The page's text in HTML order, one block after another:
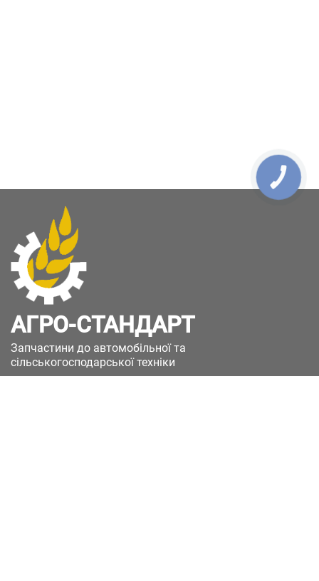
АГРО-СТАНДАРТ
Запчастини до автомобільної та
сільськогосподарської техніки
КНОПКА
ЗВ'ЯЗКУ